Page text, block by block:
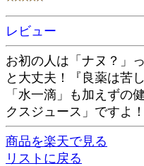
レビュー
お初の人は「ナヌ？」
と大丈夫！『良薬は苦
「水一滴」も加えずの
クスジュース」ですよ！
商品を楽天で見る
リストに戻る